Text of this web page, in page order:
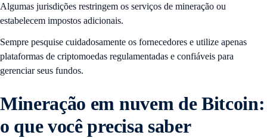
Algumas jurisdições restringem os serviços de mineração ou
estabelecem impostos adicionais.
Sempre pesquise cuidadosamente os fornecedores e utilize apenas
plataformas de criptomoedas regulamentadas e confiáveis ​​para
gerenciar seus fundos.
Mineração em nuvem de Bitcoin:
o que você precisa saber